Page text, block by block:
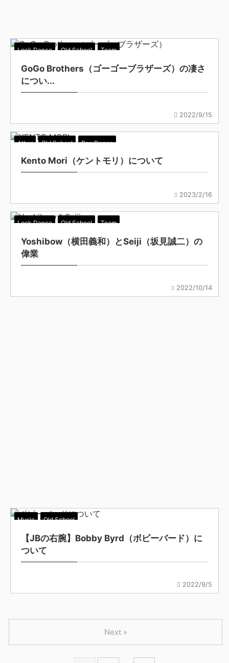
Lock Dance Old School Team
GoGo Brothers（ゴーゴーブラザーズ）の凄さ
につい...
2022/9/15
Ather Old School Pop Dance
Kento Mori（ケントモリ）について
2023/2/16
Lock Dance Old School Team
Yoshibow（横田義和）とSeiji（坂見誠二）の
偉業
2022/10/14
Music Old School
【JBの右腕】Bobby Byrd（ボビーバード）に
ついて
2022/9/5
Next »